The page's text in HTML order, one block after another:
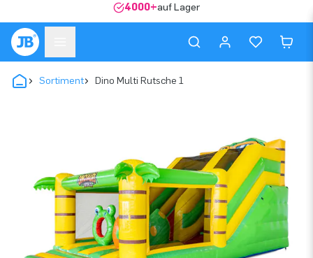
4000+auf Lager
Sortiment Dino Multi Rutsche 1